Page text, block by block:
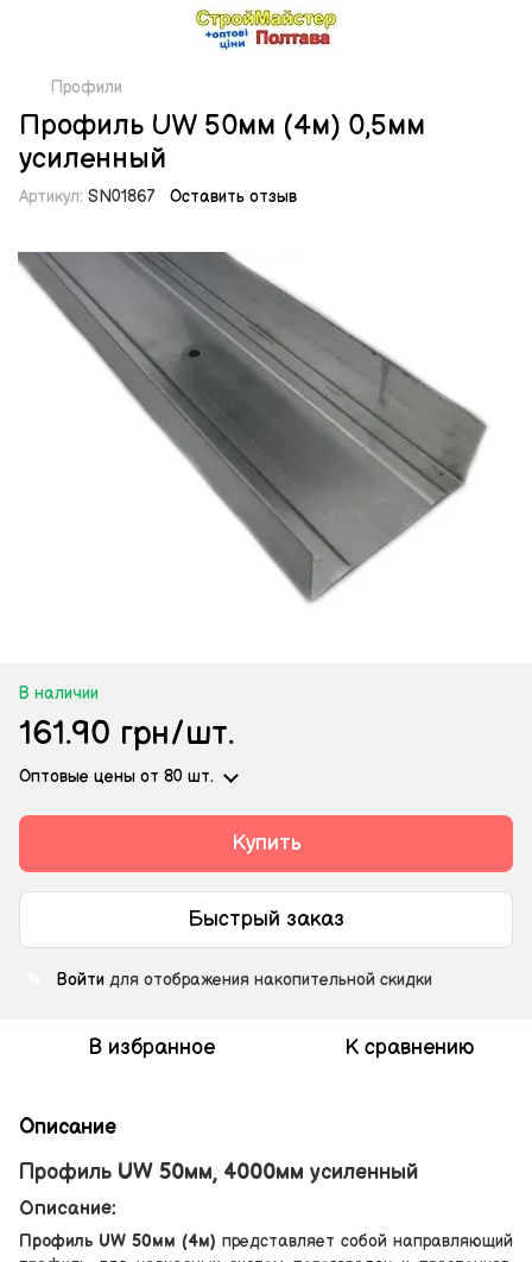
Профили
Профиль UW 50мм (4м) 0,5мм
усиленный
Артикул: SN01867 Оставить отзыв
В наличии
161.90 грн/шт.
Оптовые цены от 80 шт.
Купить
Быстрый заказ
Войти для отображения накопительной скидки
В избранное К сравнению
Описание
Профиль UW 50мм, 4000мм усиленный
Описание:
Профиль UW 50мм (4м) представляет собой направляющий